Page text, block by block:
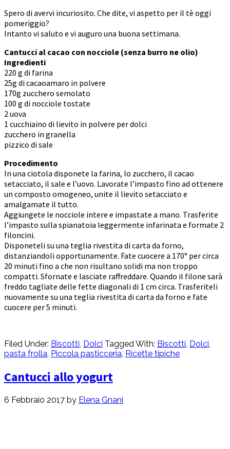
Spero di avervi incuriosito. Che dite, vi aspetto per il tè oggi
pomeriggio?
Intanto vi saluto e vi auguro una buona settimana.
Cantucci al cacao con nocciole (senza burro ne olio)
Ingredienti
220 g di farina
25g di cacaoamaro in polvere
170g zucchero semolato
100 g di nocciole tostate
2 uova
1 cucchiaino di lievito in polvere per dolci
zucchero in granella
pizzico di sale
Procedimento
In una ciotola disponete la farina, lo zucchero, il cacao
setacciato, il sale e l’uovo. Lavorate l’impasto fino ad ottenere
un composto omogeneo, unite il lievito setacciato e
amalgamate il tutto.
Aggiungete le nocciole intere e impastate a mano. Trasferite
l’impasto sulla spianatoia leggermente infarinata e formate 2
filoncini.
Disponeteli su una teglia rivestita di carta da forno,
distanziandoli opportunamente. Fate cuocere a 170° per circa
20 minuti fino a che non risultano solidi ma non troppo
compatti. Sfornate e lasciate raffreddare. Quando il filone sarà
freddo tagliate delle fette diagonali di 1 cm circa. Trasferiteli
nuovamente su una teglia rivestita di carta da forno e fate
cuocere per 5 minuti.
Filed Under: Biscotti Dolci Tagged With: Biscotti Dolci
pasta frolla Piccola pasticceria Ricette tipiche
Cantucci allo yogurt
6 Febbraio 2017 by Elena Gnani